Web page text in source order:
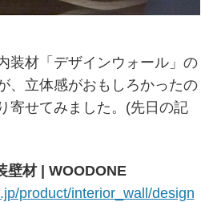
装材「デザインウォール」の
、立体感がおもしろかったの
寄せてみました。(先日の記
壁材 | WOODONE
product/interior_wall/design